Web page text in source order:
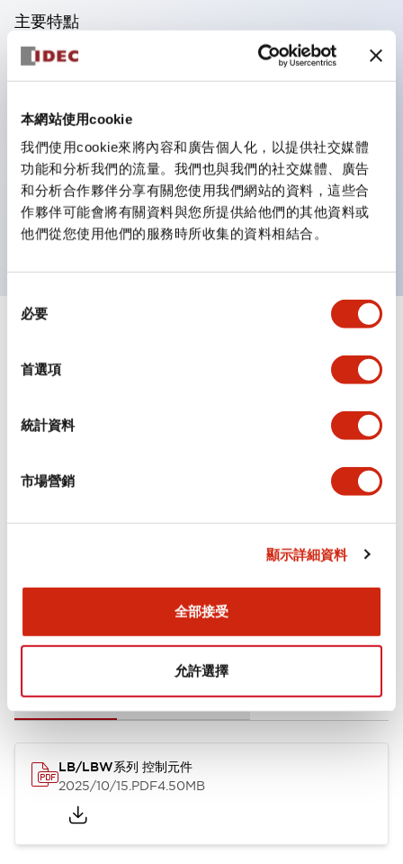
本網站使用cookie
我們使用cookie來將內容和廣告個人化，以提供社交媒體
功能和分析我們的流量。我們也與我們的社交媒體、廣告
和分析合作夥伴分享有關您使用我們網站的資料，這些合
作夥伴可能會將有關資料與您所提供給他們的其他資料或
他們從您使用他們的服務時所收集的資料相結合。
必要
首選項
統計資料
市場營銷
顯示詳細資料
全部接受
允許選擇
主要特點
操作面板的凹凸減少，呈現銳利感。
豐富的顏色變化，也提供帶護罩的黑色邊框
優秀的防水性能。保護結構IP65
按鈕開關、選擇開關、帶鎖選擇開關最多3c接點。
邊框顏色有黑色與金屬色兩種。
LED照明帶來明亮且清晰的照明面
審美規範
環境規範
機械規格
安裝和安裝規範
文件和檔案
型錄和宣傳手冊 CAD檔 認證與標準
LB/LBW系列 控制元件
2025/10/15.PDF4.50MB